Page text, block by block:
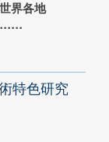
界各地
特色研究